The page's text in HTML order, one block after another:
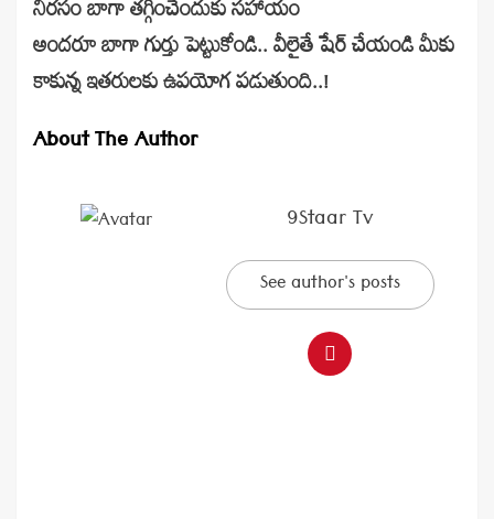
నీరసం బాగా తగ్గించేందుకు సహాయం
అందరూ బాగా గుర్తు పెట్టుకోండి.. వీలైతే షేర్ చేయండి మీకు
కాకున్న ఇతరులకు ఉపయోగ పడుతుంది..!
About The Author
9Staar Tv
See author's posts